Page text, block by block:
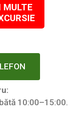
MULTE
10:00–15:00.